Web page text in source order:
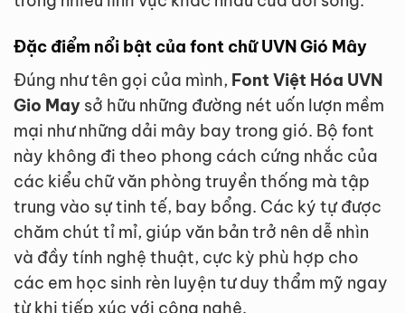
Đặc điểm nổi bật của font chữ UVN Gió Mây
Đúng như tên gọi của mình, Font Việt Hóa UVN
Gio May sở hữu những đường nét uốn lượn mềm
mại như những dải mây bay trong gió. Bộ font
này không đi theo phong cách cứng nhắc của
các kiểu chữ văn phòng truyền thống mà tập
trung vào sự tinh tế, bay bổng. Các ký tự được
chăm chút tỉ mỉ, giúp văn bản trở nên dễ nhìn
và đầy tính nghệ thuật, cực kỳ phù hợp cho
các em học sinh rèn luyện tư duy thẩm mỹ ngay
từ khi tiếp xúc với công nghệ.